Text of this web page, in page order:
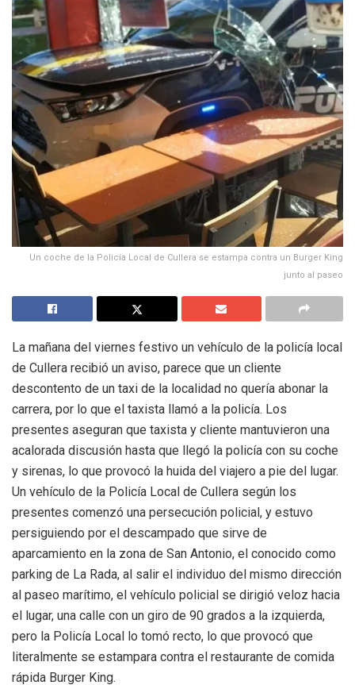
Un coche de la Policía Local de Cullera se estampa contra un Burger King
junto al paseo
La mañana del viernes festivo un vehículo de la policía local
de Cullera recibió un aviso, parece que un cliente
descontento de un taxi de la localidad no quería abonar la
carrera, por lo que el taxista llamó a la policía. Los
presentes aseguran que taxista y cliente mantuvieron una
acalorada discusión hasta que llegó la policía con su coche
y sirenas, lo que provocó la huida del viajero a pie del lugar.
Un vehículo de la Policía Local de Cullera según los
presentes comenzó una persecución policial, y estuvo
persiguiendo por el descampado que sirve de
aparcamiento en la zona de San Antonio, el conocido como
parking de La Rada, al salir el individuo del mismo dirección
al paseo marítimo, el vehículo policial se dirigió veloz hacia
el lugar, una calle con un giro de 90 grados a la izquierda,
pero la Policía Local lo tomó recto, lo que provocó que
literalmente se estampara contra el restaurante de comida
rápida Burger King.